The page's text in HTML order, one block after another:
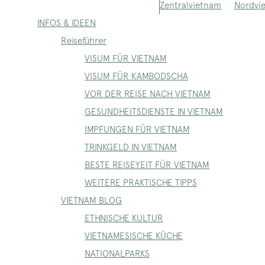
Zentralvietnam
INFOS & IDEEN
Reiseführer
VISUM FÜR VIETNAM
VISUM FÜR KAMBODSCHA
VOR DER REISE NACH VIETNAM
GESUNDHEITSDIENSTE IN VIETNAM
IMPFUNGEN FÜR VIETNAM
TRINKGELD IN VIETNAM
BESTE REISEYEIT FÜR VIETNAM
WEITERE PRAKTISCHE TIPPS
VIETNAM BLOG
ETHNISCHE KULTUR
VIETNAMESISCHE KÜCHE
NATIONALPARKS